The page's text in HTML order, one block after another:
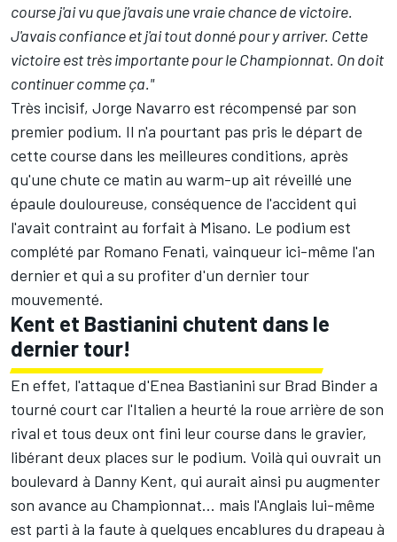
course j'ai vu que j'avais une vraie chance de victoire.
J'avais confiance et j'ai tout donné pour y arriver. Cette
victoire est très importante pour le Championnat. On doit
continuer comme ça."
Très incisif, Jorge Navarro est récompensé par son
premier podium. Il n'a pourtant pas pris le départ de
cette course dans les meilleures conditions, après
qu'une chute ce matin au warm-up ait réveillé une
épaule douloureuse, conséquence de l'accident qui
l'avait contraint au forfait à Misano. Le podium est
complété par Romano Fenati, vainqueur ici-même l'an
dernier et qui a su profiter d'un dernier tour
mouvementé.
Kent et Bastianini chutent dans le
dernier tour!
En effet, l'attaque d'Enea Bastianini sur Brad Binder a
tourné court car l'Italien a heurté la roue arrière de son
rival et tous deux ont fini leur course dans le gravier,
libérant deux places sur le podium. Voilà qui ouvrait un
boulevard à Danny Kent, qui aurait ainsi pu augmenter
son avance au Championnat... mais l'Anglais lui-même
est parti à la faute à quelques encablures du drapeau à